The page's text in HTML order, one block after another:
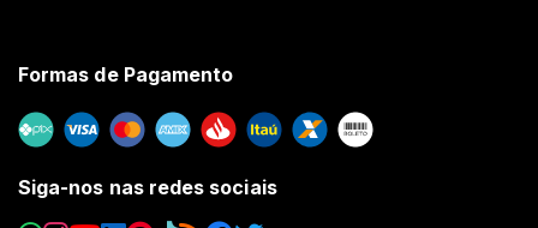
Formas de Pagamento
Siga-nos nas redes sociais